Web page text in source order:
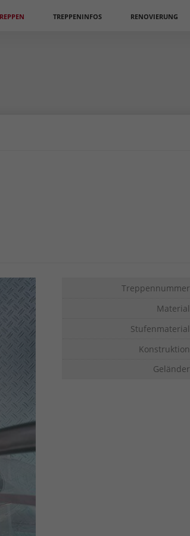
TREPPENINFOS RENOVIERUNG
Treppennummer
Material
Stufenmaterial
Konstruktion
Geländer